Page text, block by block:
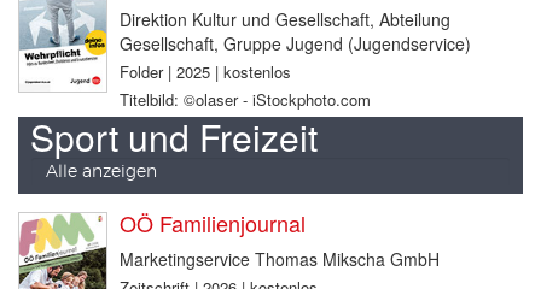
Direktion Kultur und Gesellschaft, Abteilung
Gesellschaft, Gruppe Jugend (Jugendservice)
Folder | 2025 | kostenlos
Titelbild: ©olaser - iStockphoto.com
Sport und Freizeit
Alle anzeigen
OÖ Familienjournal
Marketingservice Thomas Mikscha GmbH